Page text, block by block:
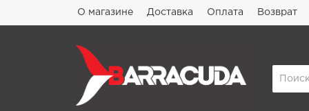
О магазине Доставка Оплата Возврат